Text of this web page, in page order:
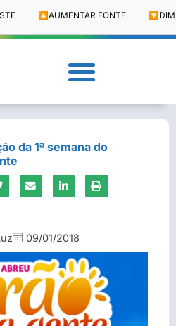
🔼 AUMENTAR FONTE 🔽
da 1ª semana do
09/01/2018